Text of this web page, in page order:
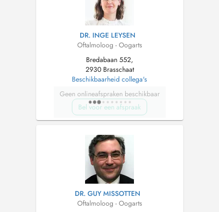
DR. INGE LEYSEN
Oftalmoloog - Oogarts
Bredabaan 552,
2930 Brasschaat
Beschikbaarheid collega's
Geen onlineafspraken beschikbaar
Bel voor een afspraak
DR. GUY MISSOTTEN
Oftalmoloog - Oogarts